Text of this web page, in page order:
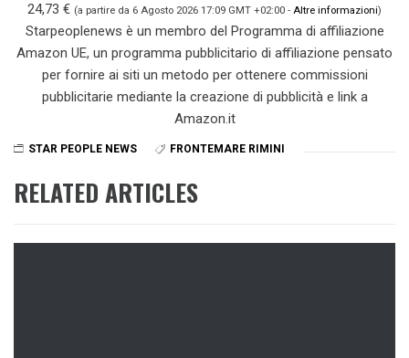
24,73 € (a partire da 6 Agosto 2026 17:09 GMT +02:00 - Altre informazioni)
Starpeoplenews è un membro del Programma di affiliazione
Amazon UE, un programma pubblicitario di affiliazione pensato
per fornire ai siti un metodo per ottenere commissioni
pubblicitarie mediante la creazione di pubblicità e link a
Amazon.it
STAR PEOPLE NEWS FRONTEMARE RIMINI
RELATED ARTICLES